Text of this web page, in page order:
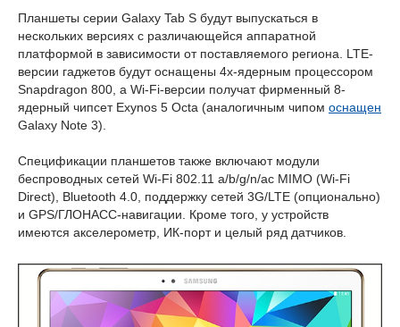
Планшеты серии Galaxy Tab S будут выпускаться в
нескольких версиях с различающейся аппаратной
платформой в зависимости от поставляемого региона. LTE-
версии гаджетов будут оснащены 4х-ядерным процессором
Snapdragon 800, а Wi-Fi-версии получат фирменный 8-
ядерный чипсет Exynos 5 Octa (аналогичным чипом оснащен
Galaxy Note 3).
Спецификации планшетов также включают модули
беспроводных сетей Wi-Fi 802.11 a/b/g/n/ac MIMO (Wi-Fi
Direct), Bluetooth 4.0, поддержку сетей 3G/LTE (опционально)
и GPS/ГЛОНАСС-навигации. Кроме того, у устройств
имеются акселерометр, ИК-порт и целый ряд датчиков.